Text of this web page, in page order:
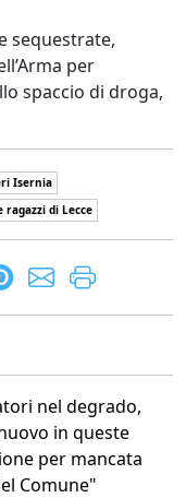
sequestrate,
per
spaccio di droga,
Isernia
ragazzi di Lecce
nel degrado,
in queste
per mancata
Comune"